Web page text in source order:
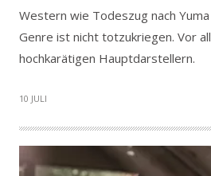
Western wie Todeszug nach
Genre ist nicht totzukriegen. Vor
hochkarätigen Hauptdarstellern.
10 JULI